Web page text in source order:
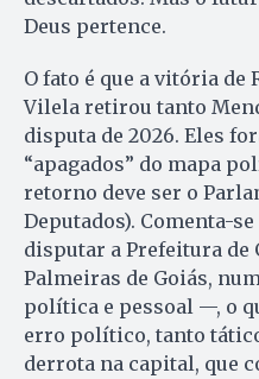
Deus pertence.
O fato é que a vitória de
Vilela retirou tanto
disputa de 2026. Eles
“apagados” do mapa
retorno deve ser o
Deputados). Comenta-
disputar a Prefeitura de
Palmeiras de Goiás,
política e pessoal —, o
erro político, tanto
derrota na capital, que